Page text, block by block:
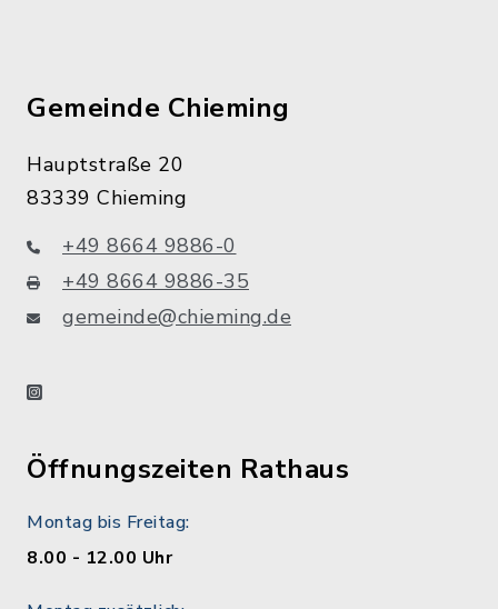
Gemeinde Chieming
Hauptstraße 20
83339 Chieming
+49 8664 9886-0
+49 8664 9886-35
gemeinde@chieming.de
instagram
Öffnungszeiten Rathaus
Montag bis Freitag:
8.00 - 12.00 Uhr